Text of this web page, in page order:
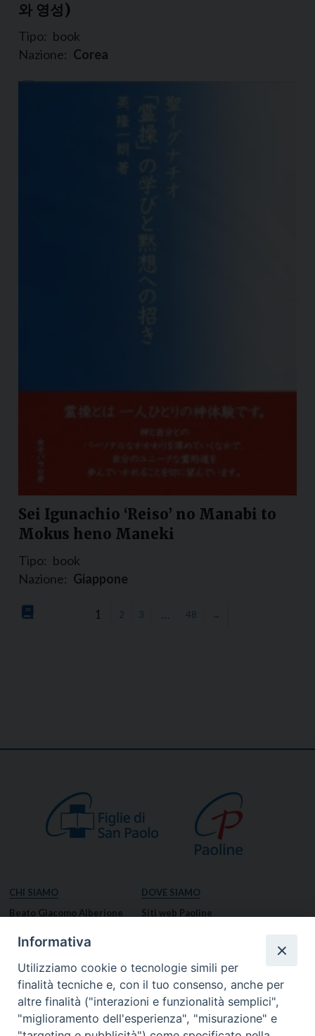
와 영성)
Tipo: book
Nazione: Corea
Sei Igunachio ‘Reiso’ no Manabi to
Mokus heno Maneki
Tipo: book
Nazione: Giappone
1 2 3 … 48 →
CHI SIAMO
Beato Giacomo Alberione
Missione Paolina
Luoghi delle Origini
Governo Generale
DOVE SIAMO
Siti web Paoline
Notizie dal governo generale
Notizie in breve
RISORSE
Informativa
Utilizziamo cookie o tecnologie simili per
finalità tecniche e, con il tuo consenso, anche per
altre finalità ("interazioni e funzionalità semplici",
"miglioramento dell'esperienza", "misurazione" e